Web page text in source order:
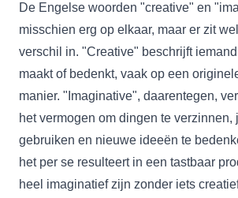
De Engelse woorden "creative" en
misschien erg op elkaar, maar er zit
verschil in. "Creative" beschrijft
maakt of bedenkt, vaak op een
manier. "Imaginative", daarentegen,
het vermogen om dingen te verzinnen,
gebruiken en nieuwe ideeën te
het per se resulteert in een tastbaar
heel imaginatief zijn zonder iets